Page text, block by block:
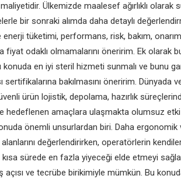
Ülkemizde maalesef ağırlıklı
bir sonraki alımda daha detaylı
tüketimi, performans, risk, bakım,
fiyat odaklı olmamalarını öneririm. Ek olarak
en iyi steril hizmeti sunmalı ve bunu
sertifikalarına bakılmasını öneririm. Dünyada
ürün lojistik, depolama, hazırlık
hedeflenen amaçlara ulaşmakta olumsuz
önemli unsurlardan biri. Daha ergonomik
değerlendirirken, operatörlerin
kısa sürede en fazla yiyeceği elde etmeyi
açısı ve tecrübe birikimiyle mümkün. Bu